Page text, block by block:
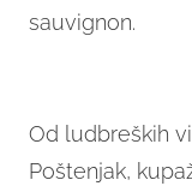
sauvignon.
Od ludbreških
Poštenjak,